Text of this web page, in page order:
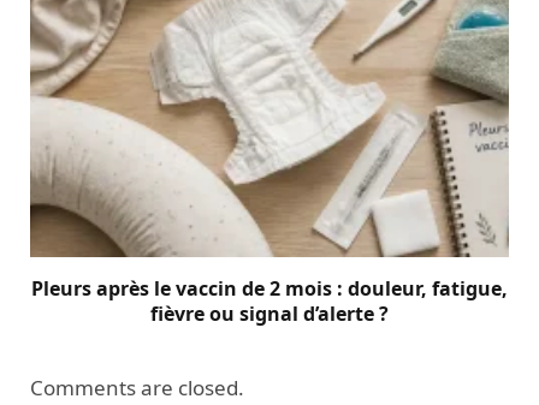
Pleurs après le vaccin de 2 mois : douleur, fatigue,
fièvre ou signal d’alerte ?
Comments are closed.